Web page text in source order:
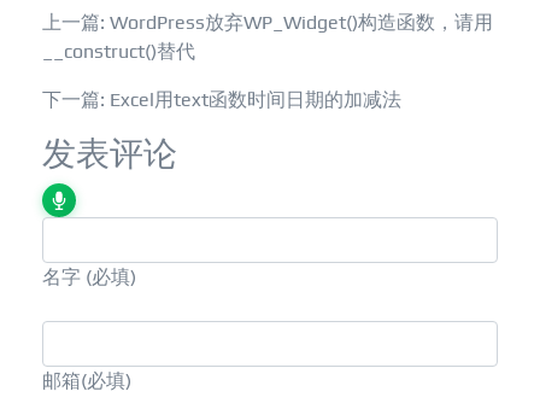
上一篇: WordPress放弃WP_Widget()构造函数，请用
__construct()替代
下一篇: Excel用text函数时间日期的加减法
发表评论
名字 (必填)
邮箱(必填)